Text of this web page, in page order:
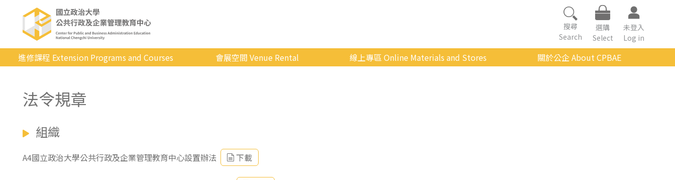
搜尋
Search
選購
Select
未登入
Log in
進修課程 Extension Programs and Courses
專業/學分
科技/生活
會展空間 Venue Rental
會展快訊
歷年活動
線上專區 Online Materials and Stores
關於公企 About CPBAE
法令規章
組織
A4國立政治大學公共行政及企業管理教育中心設置辦法 下載